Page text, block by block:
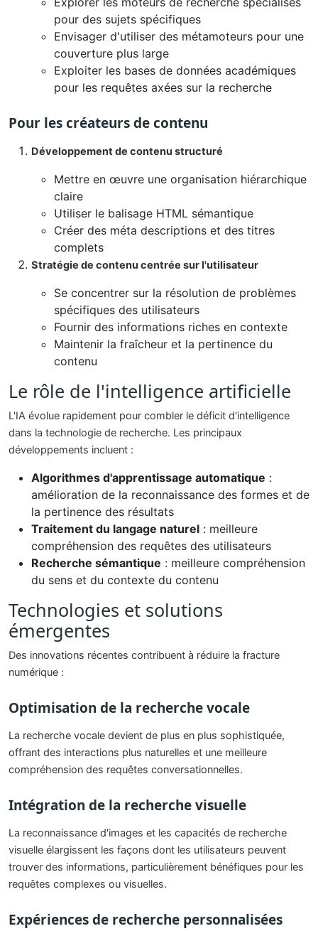
pour des sujets spécifiques
Envisager d'utiliser des métamoteurs pour une
couverture plus large
Exploiter les bases de données académiques
pour les requêtes axées sur la recherche
Pour les créateurs de contenu
Développement de contenu structuré
Mettre en œuvre une organisation hiérarchique
claire
Utiliser le balisage HTML sémantique
Créer des méta descriptions et des titres
complets
Stratégie de contenu centrée sur l'utilisateur
Se concentrer sur la résolution de problèmes
spécifiques des utilisateurs
Fournir des informations riches en contexte
Maintenir la fraîcheur et la pertinence du
contenu
Le rôle de l'intelligence artificielle
L'IA évolue rapidement pour combler le déficit d'intelligence
dans la technologie de recherche. Les principaux
développements incluent :
Algorithmes d'apprentissage automatique :
amélioration de la reconnaissance des formes et de
la pertinence des résultats
Traitement du langage naturel : meilleure
compréhension des requêtes des utilisateurs
Recherche sémantique : meilleure compréhension
du sens et du contexte du contenu
Technologies et solutions
émergentes
Des innovations récentes contribuent à réduire la fracture
numérique :
Optimisation de la recherche vocale
La recherche vocale devient de plus en plus sophistiquée,
offrant des interactions plus naturelles et une meilleure
compréhension des requêtes conversationnelles.
Intégration de la recherche visuelle
La reconnaissance d'images et les capacités de recherche
visuelle élargissent les façons dont les utilisateurs peuvent
trouver des informations, particulièrement bénéfiques pour les
requêtes complexes ou visuelles.
Expériences de recherche personnalisées